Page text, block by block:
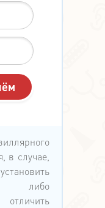
в случае,
либо